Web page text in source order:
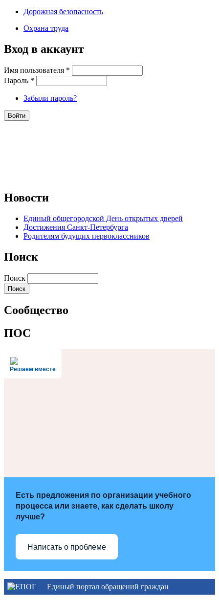
Дорожная безопасность
Охрана труда
Вход в аккаунт
Имя пользователя *
Пароль *
Забыли пароль?
Новости
Единый общегородской День открытых дверей
Достижения Санкт-Петербурга
Родителям будущих первоклассников
Поиск
Поиск
Сообщество
ПОС
Решаем вместе
Есть предложения по организации учебного
процесса или знаете, как сделать школу
лучше?
Написать о проблеме
Единый портал обращений граждан